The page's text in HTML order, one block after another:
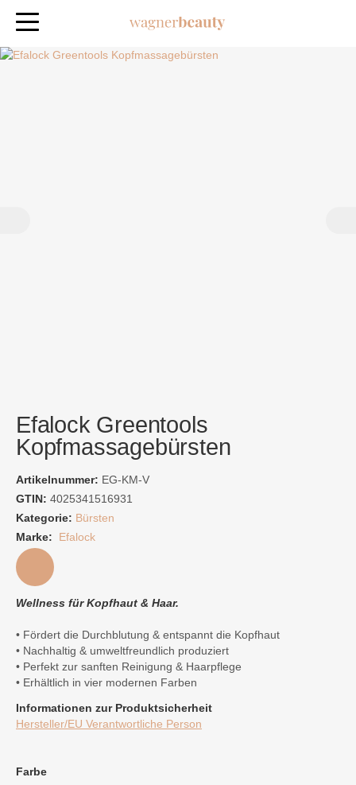
Efalock Greentools
Kopfmassagebürsten
Artikelnummer: EG-KM-V
GTIN: 4025341516931
Kategorie: Bürsten
Marke:
Efalock
Wellness für Kopfhaut & Haar.
• Fördert die Durchblutung & entspannt die Kopfhaut
• Nachhaltig & umweltfreundlich produziert
• Perfekt zur sanften Reinigung & Haarpflege
• Erhältlich in vier modernen Farben
Informationen zur Produktsicherheit
Hersteller/EU Verantwortliche Person
Farbe